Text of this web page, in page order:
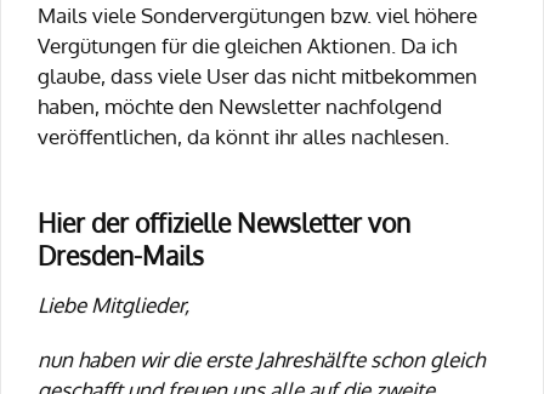
Mails viele Sondervergütungen bzw. viel höhere
Vergütungen für die gleichen Aktionen. Da ich
glaube, dass viele User das nicht mitbekommen
haben, möchte den Newsletter nachfolgend
veröffentlichen, da könnt ihr alles nachlesen.
Hier der offizielle Newsletter von
Dresden-Mails
Liebe Mitglieder,
nun haben wir die erste Jahreshälfte schon gleich